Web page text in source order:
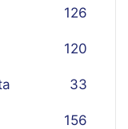
126
120
33
156